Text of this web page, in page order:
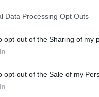
Data Processing Opt Outs
opt-out of the Sharing of my
opt-out of the Sale of my
hektárnyi
eurós
saját